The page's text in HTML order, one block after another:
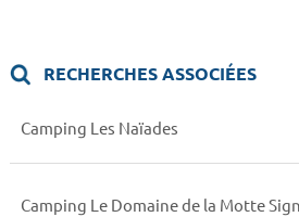
RECHERCHES ASSOCIÉES
Camping Les Naïades
Camping Le Domaine de la Motte